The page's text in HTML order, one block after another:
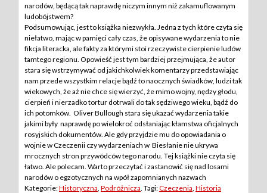
narodów, będącą tak naprawdę niczym innym niż zakamuflowanym
ludobójstwem?
Podsumowując, jest to książka niezwykła. Jedna z tych które czyta się
niełatwo, mając w pamięci cały czas, że opisywane wydarzenia to nie
fikcja literacka, ale fakty za którymi stoi rzeczywiste cierpienie ludów
tamtego regionu. Opowieść jest tym bardziej przejmująca, że autor
stara się wstrzymywać od jakichkolwiek komentarzy przedstawiając
nam przede wszystkim relacje bądź to naocznych świadków, ludzi tak
wiekowych, że aż nie chce się wierzyć, że mimo wojny, nędzy głodu,
cierpień i nierzadko tortur dotrwali do tak sędziwego wieku, bądź do
ich potomków. Oliver Bullough stara się ukazać wydarzenia takie
jakimi były naprawdę po wielokroć odsłaniając kłamstwa oficjalnych
rosyjskich dokumentów. Ale gdy przyjdzie mu do opowiadania o
wojnie w Czeczenii czy wydarzeniach w Biesłanie nie ukrywa
mrocznych stron przywódców tego narodu. Tej książki nie czyta się
łatwo. Ale polecam. Warto przeczytać i zastanowić się nad losami
narodów o egzotycznych na wpół zapomnianych nazwach
Kategorie:Historyczna Podróżnicza . Tagi:Czeczenia Historia